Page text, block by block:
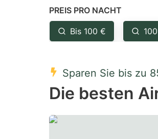
question
mark
key
get
the
PREIS PRO NACHT
Bis 100 €
Sparen Sie bis zu
Die besten